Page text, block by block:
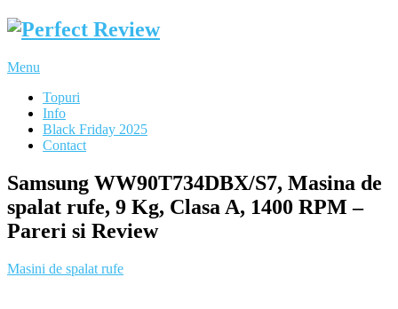
Menu
Topuri
Info
Black Friday 2025
Contact
Samsung WW90T734DBX/S7, Masina de
spalat rufe, 9 Kg, Clasa A, 1400 RPM –
Pareri si Review
Masini de spalat rufe